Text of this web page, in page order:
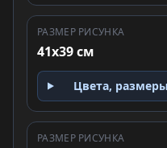
РАЗМЕР РИСУНКА
41x39 см
Цвета,
РАЗМЕР РИСУНКА